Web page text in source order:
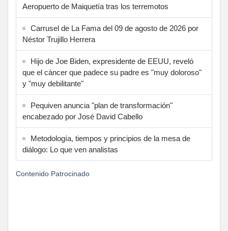
Aeropuerto de Maiquetía tras los terremotos
Carrusel de La Fama del 09 de agosto de 2026 por
Néstor Trujillo Herrera
Hijo de Joe Biden, expresidente de EEUU, reveló
que el cáncer que padece su padre es "muy doloroso"
y "muy debilitante"
Pequiven anuncia "plan de transformación"
encabezado por José David Cabello
Metodología, tiempos y principios de la mesa de
diálogo: Lo que ven analistas
Contenido Patrocinado